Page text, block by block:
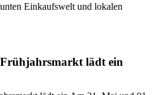
Einkaufswelt und lokalen
lädt ein